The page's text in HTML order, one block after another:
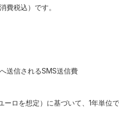
費税込）です。
送信されるSMS送信費
ロを想定）に基づいて、1年単